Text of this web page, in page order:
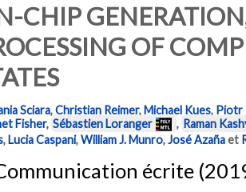
CHIP
OF
Sciara,Christian Reimer,Michael Kues, Piotr
Fisher, Sébastien Loranger , Raman
,Lucia Caspani,William J. Munro,José Azañaet
écrite